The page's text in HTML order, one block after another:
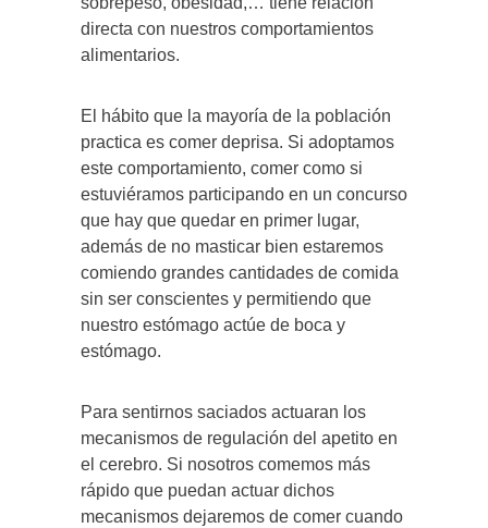
directa con nuestros comportamientos
alimentarios.
El hábito que la mayoría de la población
practica es comer deprisa. Si adoptamos
este comportamiento, comer como si
estuviéramos participando en un concurso
que hay que quedar en primer lugar,
además de no masticar bien estaremos
comiendo grandes cantidades de comida
sin ser conscientes y permitiendo que
nuestro estómago actúe de boca y
estómago.
Para sentirnos saciados actuaran los
mecanismos de regulación del apetito en
el cerebro. Si nosotros comemos más
rápido que puedan actuar dichos
mecanismos dejaremos de comer cuando